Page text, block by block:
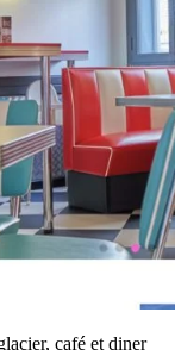
café et diner